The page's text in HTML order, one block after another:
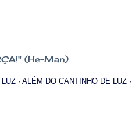
(He-Man)
ALÉM DO CANTINHO DE LUZ